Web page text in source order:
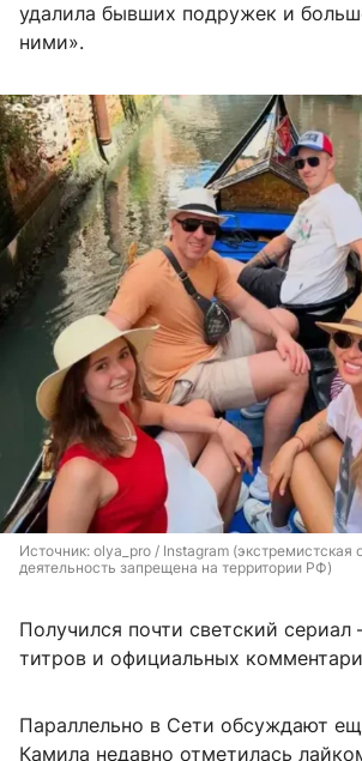
удалила бывших подружек и
ними».
Источник: olya_pro / Instagram (экстремистская
деятельность запрещена на территории РФ)
Получился почти светский
титров и официальных
Параллельно в Сети обсуждают
Камила недавно отметилась